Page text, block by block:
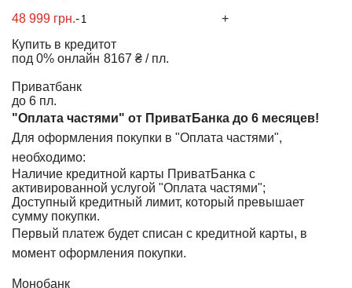
48 999 грн.-
+
Купить в кредит
под 0% онлайн
от
8167 ₴ / пл.
Приватбанк
до 6 пл.
"Оплата частями" от ПриватБанка до 6 месяцев!
Для оформления покупки в "Оплата частями",
необходимо:
Наличие кредитной карты ПриватБанка с
активированной услугой "Оплата частями";
Доступный кредитный лимит, который превышает
сумму покупки.
Первый платеж будет списан с кредитной карты, в
момент оформления покупки.
Монобанк